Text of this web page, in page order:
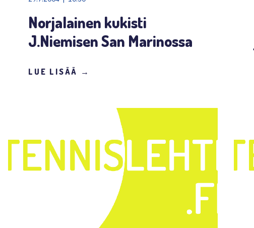
Norjalainen kukisti
J.Niemisen San Marinossa
LUE LISÄÄ →